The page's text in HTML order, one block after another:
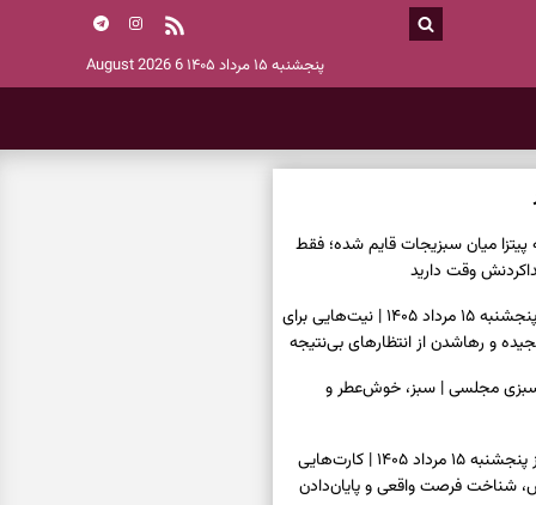
پنجشنبه ۱۵ مرداد ۱۴۰۵ 6 August 2026
پیتزا میان سبزیجات قایم شده؛ فقط
فال ابجد امروز پنجشنبه ۱۵ مرداد ۱۴۰۵ | نیت‌هایی برای
و رهاشدن از انتظارهای بی‌نتیجه
سبزی مجلسی | سبز، خوش‌عطر و
فال تاروت امروز پنجشنبه ۱۵ مرداد ۱۴۰۵ | کارت‌هایی
شناخت فرصت واقعی و پایان‌دادن